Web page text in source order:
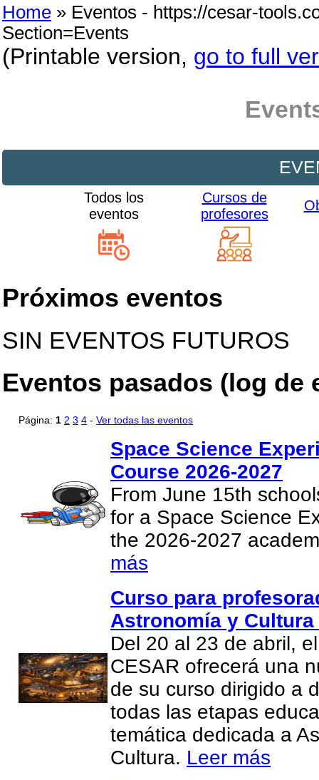
Home » Eventos - https://cesar-
Section=Events
(Printable version, go to full
Todos los
eventos
Cursos de
profesores
Próximos eventos
SIN EVENTOS FUTUROS
Eventos pasados (log de
Página: 1 2 3 4 - Ver todas las eventos
Space Science
Course 2026-2027
From June 15th
for a Space Science
the 2026-2027
más
Curso para
Astronomía y Cultura
Del 20 al 23 de abril,
CESAR ofrecerá una
de su curso dirigido a
todas las etapas
temática dedicada a
Cultura. Leer más